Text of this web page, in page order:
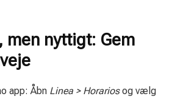
men nyttigt: Gem
app: Åbn Linea > Horariosog vælg